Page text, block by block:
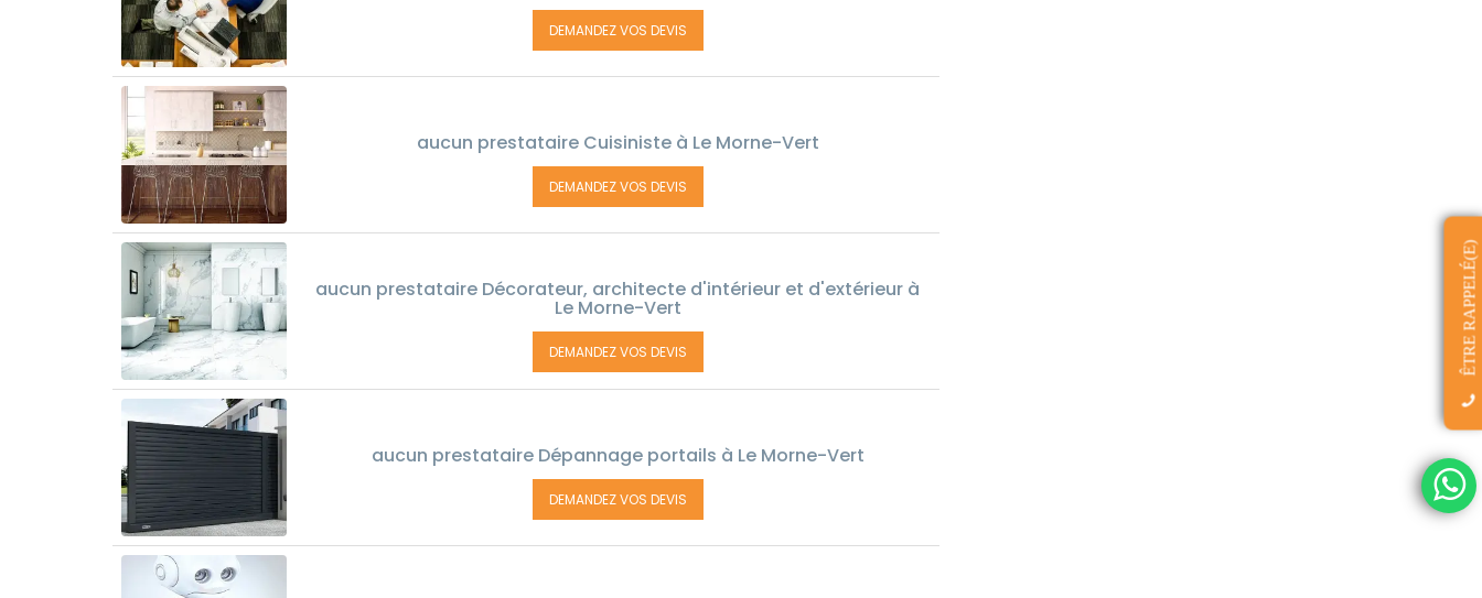
DEMANDEZ VOS DEVIS
aucun prestataire Cuisiniste à Le Morne-Vert
DEMANDEZ VOS DEVIS
aucun prestataire Décorateur, architecte d'intérieur et d'extérieur à
Le Morne-Vert
DEMANDEZ VOS DEVIS
aucun prestataire Dépannage portails à Le Morne-Vert
DEMANDEZ VOS DEVIS
ÊTRE RAPPELÉ(E)